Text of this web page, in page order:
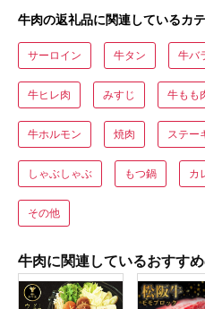
牛肉の返礼品に関連しているカ
サーロイン 牛タン 牛バ
牛ヒレ肉 みすじ 牛もも
牛ホルモン 焼肉 ステー
しゃぶしゃぶ もつ鍋 カ
その他
牛肉に関連しているおすす